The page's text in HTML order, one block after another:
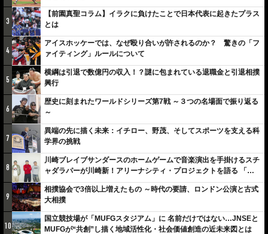
3
【前園真聖コラム】イラクに負けたことで日本代表に起きたプラス
とは
4
アイスホッケーでは、なぜ殴り合いが許されるのか？ 驚きの「フ
ァイティング」ルールについて
5
横綱は引退で数億円の収入！？謎に包まれている退職金と引退相撲
興行
6
歴史に刻まれたワールドシリーズ第7戦 ～３つの名場面で振り返る
～
7
異端の先に描く未来：イチロー、野茂、そしてスポーツを支える科
学界の挑戦
8
川崎ブレイブサンダースのホームゲームで音楽演出を手掛けるスチ
ャダラパーが川崎新！アリーナシティ・プロジェクトを語る 「楽
しみでしかないでしょ。川崎は、ずっと成長曲線だから」
9
相撲協会で3倍以上増えたもの ～時代の要請、ロンドン公演と古式
大相撲
10
国立競技場が「MUFGスタジアム」に 名前だけではない…JNSEと
MUFGが“共創”し描く地域活性化・社会価値創造の近未来図とは